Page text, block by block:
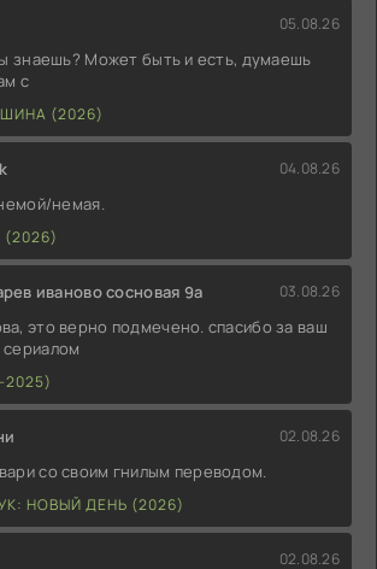
05.08.26
знаешь? Может быть и есть, думаешь
с
(2026)
04.08.26
немая.
иваново сосновая 9а 03.08.26
это верно подмечено. спасибо за ваш
02.08.26
со своим гнилым переводом.
НОВЫЙ ДЕНЬ (2026)
02.08.26